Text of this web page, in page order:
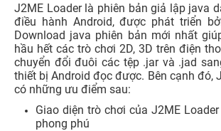
J2ME Loader là phiên bản giả lập java
điều hành Android, được phát triển
Download java phiên bản mới nhất
hầu hết các trò chơi 2D, 3D trên điện
chuyển đổi đuôi các tệp .jar và .jad
thiết bị Android đọc được. Bên cạnh đó,
có những ưu điểm sau:
Giao diện trò chơi của J2ME
phong phú